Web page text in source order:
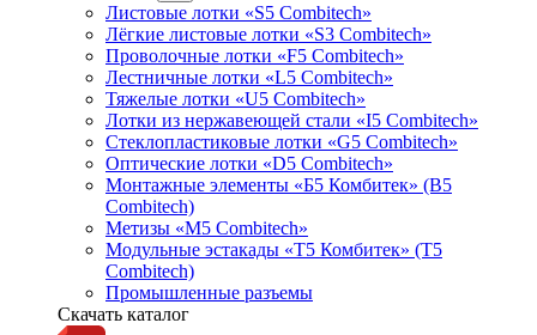
Листовые лотки «S5 Combitech»
Лёгкие листовые лотки «S3 Combitech»
Проволочные лотки «F5 Combitech»
Лестничные лотки «L5 Combitech»
Тяжелые лотки «U5 Combitech»
Лотки из нержавеющей стали «I5 Combitech»
Стеклопластиковые лотки «G5 Combitech»
Оптические лотки «D5 Combitech»
Монтажные элементы «Б5 Комбитек» (B5
Combitech)
Метизы «M5 Combitech»
Модульные эстакады «Т5 Комбитек» (T5
Combitech)
Промышленные разъемы
Скачать каталог